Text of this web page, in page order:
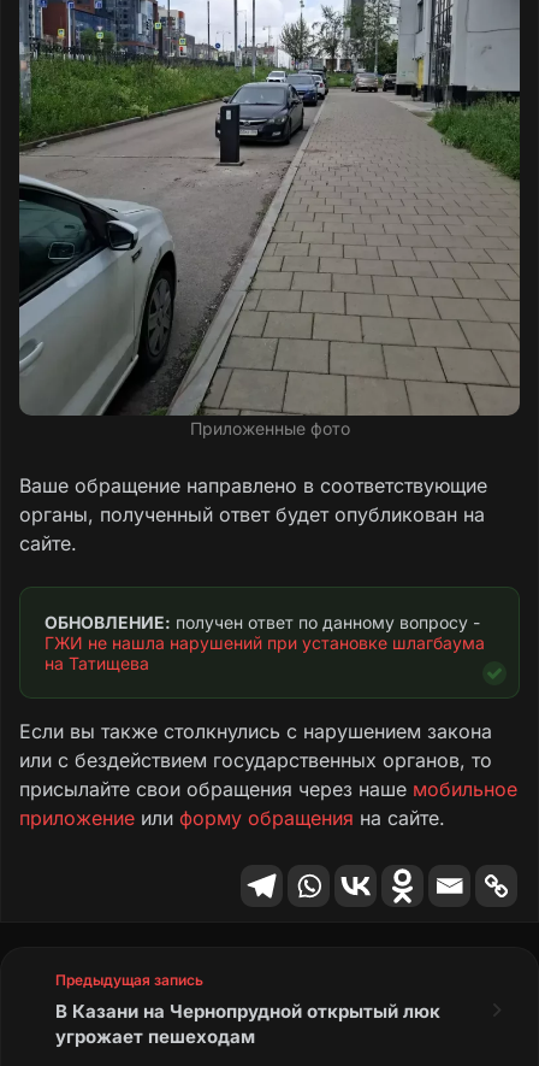
Приложенные фото
Ваше обращение направлено в соответствующие
органы, полученный ответ будет опубликован на
сайте.
ОБНОВЛЕНИЕ:
ГЖИ не нашла нарушений при установке шлагбаума
на Татищева
Если вы также столкнулись с нарушением закона
или с бездействием государственных органов, то
присылайте свои обращения через наше мобильное
приложение или форму обращения на сайте.
Предыдущая запись
В Казани на Чернопрудной открытый люк
угрожает пешеходам